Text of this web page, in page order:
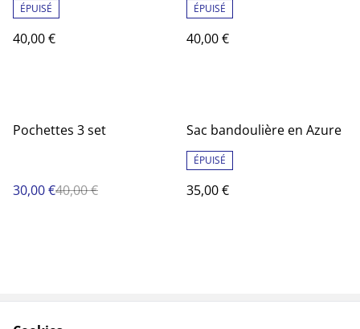
ÉPUISÉ
40,00 €
ÉPUISÉ
40,00 €
%
Pochettes 3 set
30,00 €40,00 €
Sac bandoulière en Azure
ÉPUISÉ
35,00 €